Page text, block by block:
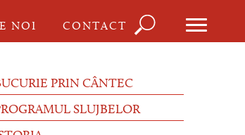
NOI CONTACT
PRIN CÂNTEC
SLUJBELOR